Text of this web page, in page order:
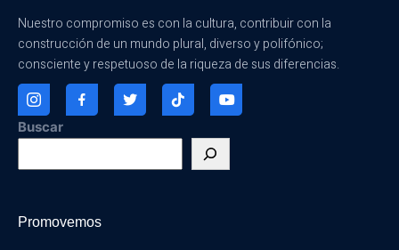
Nuestro compromiso es con la cultura, contribuir con la
construcción de un mundo plural, diverso y polifónico;
consciente y respetuoso de la riqueza de sus diferencias.
Buscar
Promovemos